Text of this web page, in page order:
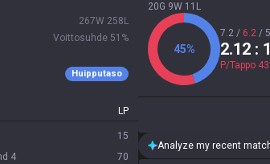
267W 258 L
Voittosuhde 51 %
Huipputaso
LP
15
4 70
20G 9W 11L
45%
7.2 / 6.2 /
2.12 : 1
P/Tappo 43
Analyze my recent